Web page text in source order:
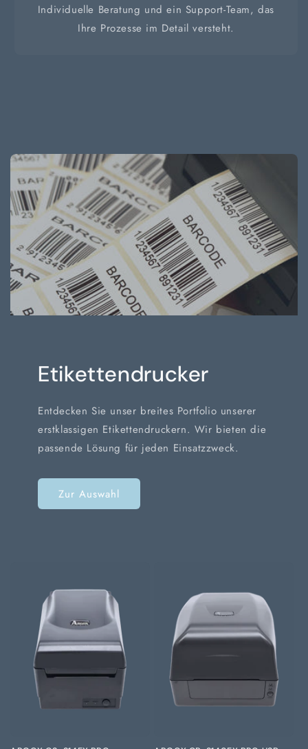
Individuelle Beratung und ein Support-Team, das
Ihre Prozesse im Detail versteht.
Etikettendrucker
Entdecken Sie unser breites Portfolio unserer
erstklassigen Etikettendruckern. Wir bieten die
passende Lösung für jeden Einsatzzweck.
Zur Auswahl